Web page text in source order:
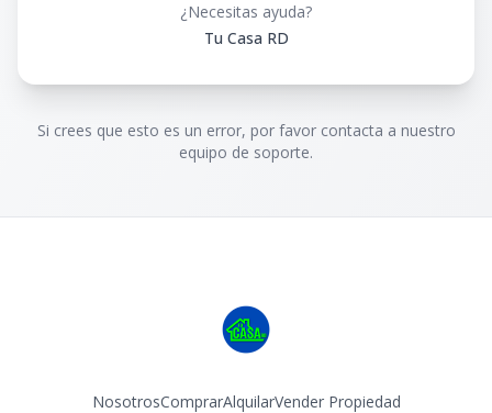
¿Necesitas ayuda?
Tu Casa RD
Si crees que esto es un error, por favor contacta a nuestro
equipo de soporte.
NosotrosComprarAlquilarVender Propiedad